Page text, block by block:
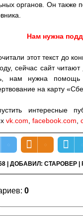
органов. Он также
Нам нужна
этот текст до
сейчас сайт
нам нужна
на карту
интересные
vk.com facebook.com
ДОБАВИЛ : СТАРОВЕР
: 0